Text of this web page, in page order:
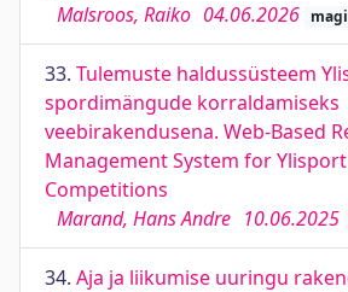
Malsroos, Raiko 04.06.2026
33. Tulemuste haldussüsteem
spordimängude korraldamiseks
veebirakendusena. Web-Based
Management System for
Competitions
Marand, Hans Andre 10.06.2025
34. Aja ja liikumise uuringu